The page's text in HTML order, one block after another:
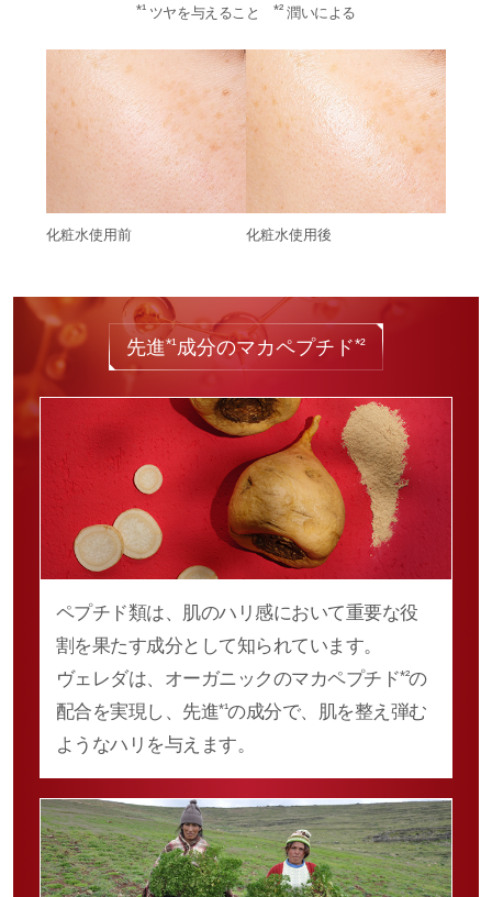
*¹ツヤを与えること*²潤いによる
化粧水使用前 化粧水使用後
先進*¹成分のマカペプチド*²
ペプチド類は、肌のハリ感において重要な役
割を果たす成分として知られています。
ヴェレダは、オーガニックのマカペプチド*²の
配合を実現し、先進*¹の成分で、肌を整え弾む
ようなハリを与えます。